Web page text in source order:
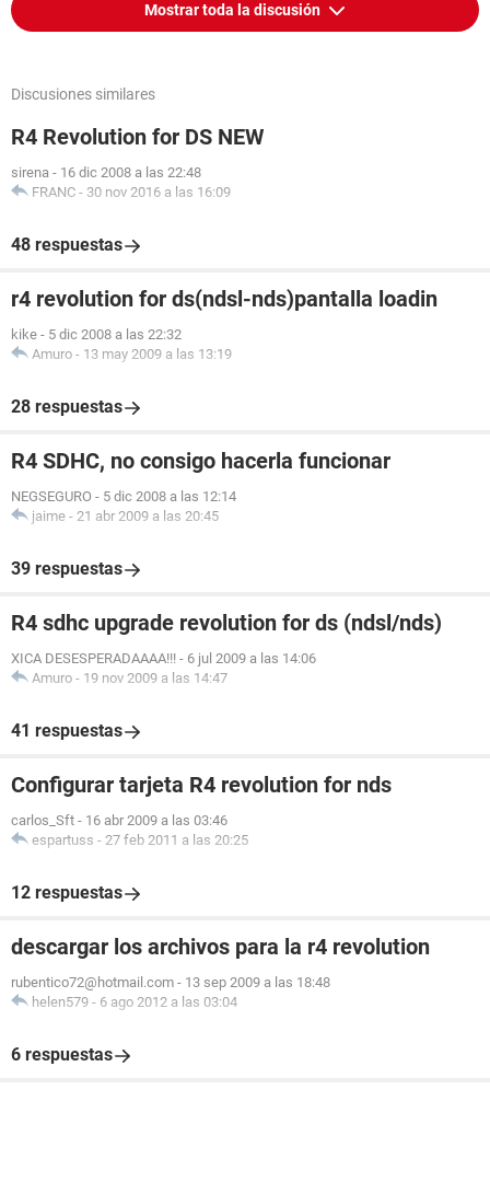
Mostrar toda la discusión
Discusiones similares
R4 Revolution for DS NEW
sirena - 16 dic 2008 a las 22:48
FRANC - 30 nov 2016 a las 16:09
48 respuestas
r4 revolution for ds(ndsl-nds)pantalla loadin
kike - 5 dic 2008 a las 22:32
Amuro - 13 may 2009 a las 13:19
28 respuestas
R4 SDHC, no consigo hacerla funcionar
NEGSEGURO - 5 dic 2008 a las 12:14
jaime - 21 abr 2009 a las 20:45
39 respuestas
R4 sdhc upgrade revolution for ds (ndsl/nds)
XICA DESESPERADAAAA!!! - 6 jul 2009 a las 14:06
Amuro - 19 nov 2009 a las 14:47
41 respuestas
Configurar tarjeta R4 revolution for nds
carlos_Sft - 16 abr 2009 a las 03:46
espartuss - 27 feb 2011 a las 20:25
12 respuestas
descargar los archivos para la r4 revolution
rubentico72@hotmail.com - 13 sep 2009 a las 18:48
helen579 - 6 ago 2012 a las 03:04
6 respuestas